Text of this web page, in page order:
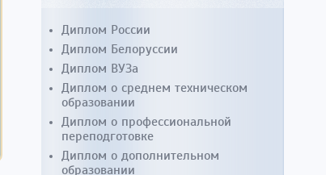
Диплом России
Диплом Белоруссии
Диплом ВУЗа
Диплом о среднем техническом
образовании
Диплом о профессиональной
переподготовке
Диплом о дополнительном
образовании